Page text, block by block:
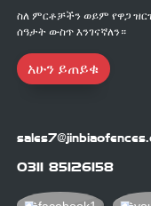
ስለ ምርቶቻችን ወይም የዋጋ
ሰዓታት ውስጥ እንገናኛለን።
አሁን ይጠይቁ
0311 85126158